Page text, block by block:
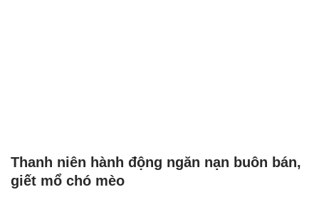
Thanh niên hành động ngăn nạn buôn bán,
giết mổ chó mèo